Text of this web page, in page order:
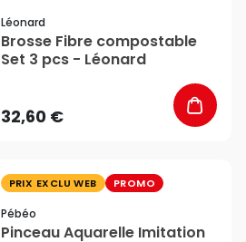
Léonard
Brosse Fibre compostable
Set 3 pcs - Léonard
32,60 €
PRIX EXCLU WEB PROMO
Pébéo
Pinceau Aquarelle Imitation